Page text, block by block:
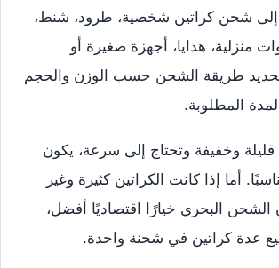
إلى شحن كراتين شخصية، طرود، شنط،
منزلية، هدايا، أجهزة صغيرة أو
طريقة الشحن حسب الوزن والحجم
المطلوبة.
قليلة وخفيفة وتحتاج إلى سرعة، يكون
أما إذا كانت الكراتين كثيرة وغير
الشحن البحري خيارًا اقتصاديًا أفضل،
عدة كراتين في شحنة واحدة.